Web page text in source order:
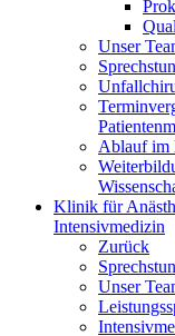
Unser
Ablauf im
Klinik für
Intensivmedizin
Zurück
Unser